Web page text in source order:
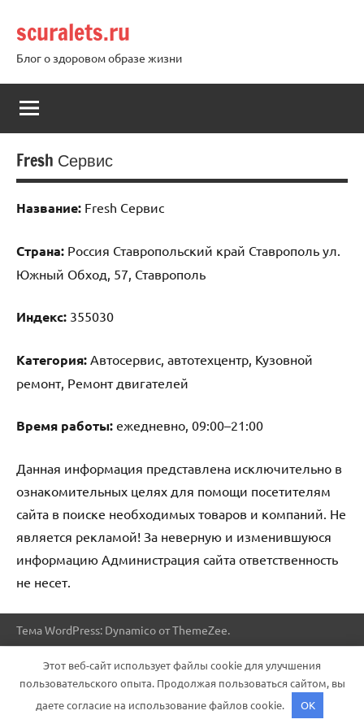
содержимому
scuralets.ru
Блог о здоровом образе жизни
Fresh Сервис
Название: Fresh Сервис
Страна: Россия Ставропольский край Ставрополь ул.
Южный Обход, 57, Ставрополь
Индекс: 355030
Категория: Автосервис, автотехцентр, Кузовной
ремонт, Ремонт двигателей
Время работы: ежедневно, 09:00–21:00
Данная информация представлена исключительно в
ознакомительных целях для помощи посетителям
сайта в поиске необходимых товаров и компаний. Не
является рекламой! За неверную и изменившуюся
информацию Администрация сайта ответственность
не несет.
Тема WordPress: Dynamico от ThemeZee.
Этот веб-сайт использует файлы cookie для улучшения
пользовательского опыта. Продолжая пользоваться сайтом, вы
даете согласие на использование файлов cookie.
OK